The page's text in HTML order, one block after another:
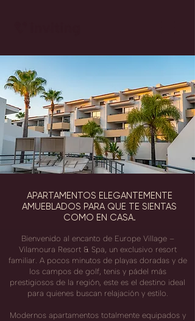
APARTAMENTOS ELEGANTEMENTE
AMUEBLADOS PARA QUE TE SIENTAS
COMO EN CASA.
Bienvenido al encanto de Europe Village –
Vilamoura Resort & Spa, un exclusivo resort
familiar. A pocos minutos de playas doradas y de
los campos de golf, tenis y pádel más
prestigiosos de la región, este es el destino ideal
para quienes buscan relajación y estilo.
Modernos apartamentos totalmente equipados y